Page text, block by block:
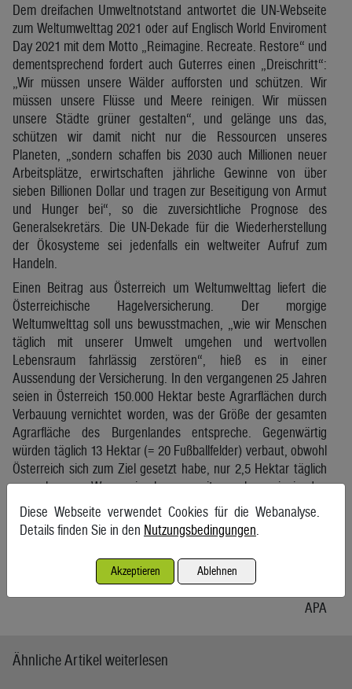
Dem dreifachen Umweltnotstand antwortet die UN-Webseite
zum Weltumwelttag 2021 oder auf Englisch World Enviroment
Day 2021 mit dem Motto „Reimagine. Recreate. Restore“ und
dementsprechend fordert auch Guterres einen „Dreischritt“:
„Wir müssen unsere Wälder aufforsten und schützen. Wir
müssen unsere Flüsse und Meere reinigen. Wir müssen
unsere Städte grüner gestalten“, und gelänge uns das,
schützen wir damit nicht nur die Ressourcen unseres
Planeten, „sondern schaffen bis 2030 auch Millionen neuer
Arbeitsplätze, erwirtschaften jährliche Gewinne von über
sieben Billionen Dollar und tragen zur Beseitigung von Armut
und Hunger bei“, so die zuversichtliche Prognose des
Generalsekretärs. Die UN-Dekade für die Wiederherstellung
der Ökosysteme sei jedenfalls ein weltweiter Aufruf zum
Handeln.
Einen Beitrag aus Österreich um Weltumwelttag liefert die
Österreichische Hagelversicherung. Der morgige
Weltumwelttag soll uns bewusstmachen, „wie wir Menschen
täglich mit unserer Umwelt umgehen und wertvollen
Lebensraum fahrlässig zerstören“, hieß es in einer
Aussendung der Versicherung. In den vergangenen 25 Jahren
seien in Österreich 150.000 Hektar beste Agrarflächen durch
Verbauung vernichtet worden, was der Größe der gesamten
Agrarfläche des Burgenlandes entspreche. Gegenwärtig
würden täglich 13 Hektar (= 20 Fußballfelder) verbaut, obwohl
Österreich sich zum Ziel gesetzt habe, nur 2,5 Hektar täglich
zu verbauen. „Wenn wir also so weitermachen wie in den
letzten zehn Jahren, haben wir in 200 Jahren keine
Agrarflächen mehr. Und das dürfen wir nicht zulassen“,
warnte Kurt Weinberger, Vorstandsvorsitzender der
Hagelversicherung daher.
(S E R V I C E – )
APA
Ähnliche Artikel weiterlesen
Diese Webseite verwendet Cookies für die Webanalyse.
Details finden Sie in den Nutzungsbedingungen.
Akzeptieren Ablehnen